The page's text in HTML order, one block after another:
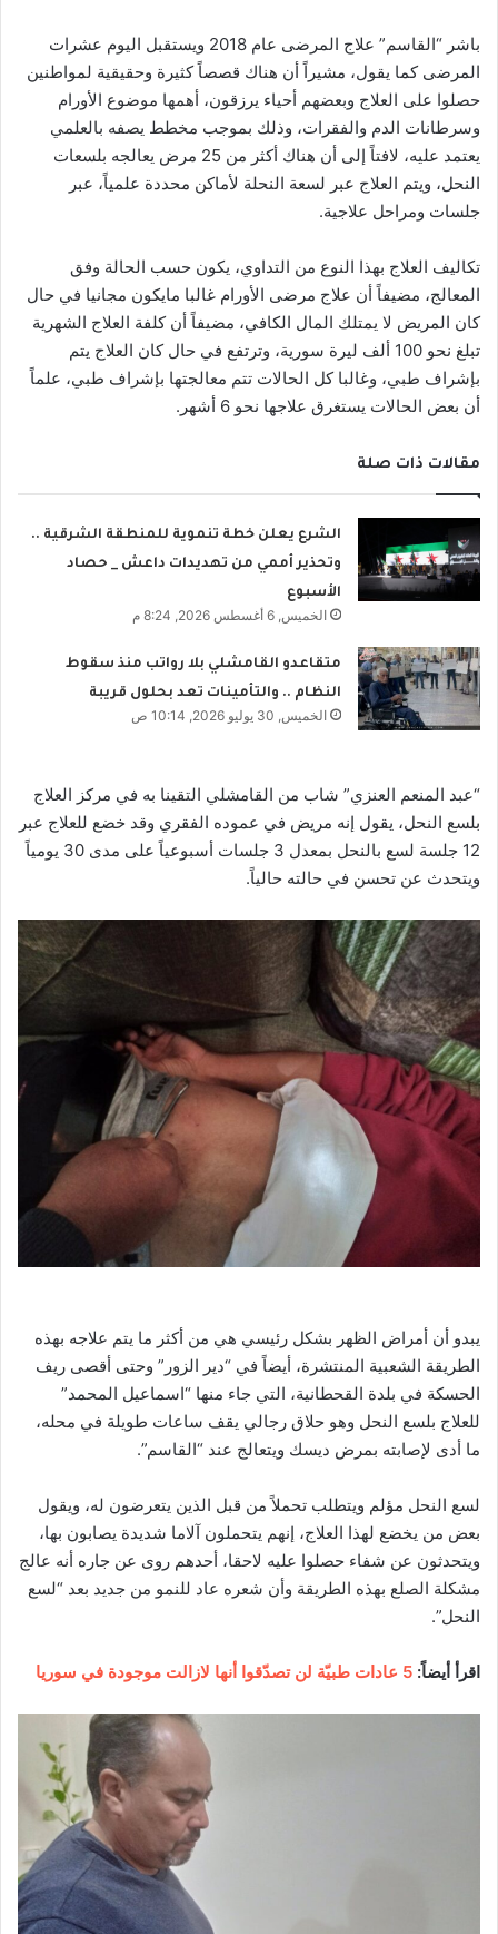
باشر “القاسم” علاج المرضى عام 2018 ويستقبل اليوم عشرات
المرضى كما يقول، مشيراً أن هناك قصصاً كثيرة وحقيقية لمواطنين
حصلوا على العلاج وبعضهم أحياء يرزقون، أهمها موضوع الأورام
وسرطانات الدم والفقرات، وذلك بموجب مخطط يصفه بالعلمي
يعتمد عليه، لافتاً إلى أن هناك أكثر من 25 مرض يعالجه بلسعات
النحل، ويتم العلاج عبر لسعة النحلة لأماكن محددة علمياً، عبر
جلسات ومراحل علاجية.
تكاليف العلاج بهذا النوع من التداوي، يكون حسب الحالة وفق
المعالج، مضيفاً أن علاج مرضى الأورام غالبا مايكون مجانيا في حال
كان المريض لا يمتلك المال الكافي، مضيفاً أن كلفة العلاج الشهرية
تبلغ نحو 100 ألف ليرة سورية، وترتفع في حال كان العلاج يتم
بإشراف طبي، وغالبا كل الحالات تتم معالجتها بإشراف طبي، علماً
أن بعض الحالات يستغرق علاجها نحو 6 أشهر.
مقالات ذات صلة
الشرع يعلن خطة تنموية للمنطقة الشرقية ..
وتحذير أممي من تهديدات داعش _ حصاد
الأسبوع
الخميس, 6 أغسطس 2026, 8:24 م
متقاعدو القامشلي بلا رواتب منذ سقوط
النظام .. والتأمينات تعد بحلول قريبة
الخميس, 30 يوليو 2026, 10:14 ص
“عبد المنعم العنزي” شاب من القامشلي التقينا به في مركز العلاج
بلسع النحل، يقول إنه مريض في عموده الفقري وقد خضع للعلاج عبر
12 جلسة لسع بالنحل بمعدل 3 جلسات أسبوعياً على مدى 30 يومياً
ويتحدث عن تحسن في حالته حالياً.
يبدو أن أمراض الظهر بشكل رئيسي هي من أكثر ما يتم علاجه بهذه
الطريقة الشعبية المنتشرة، أيضاً في “دير الزور” وحتى أقصى ريف
الحسكة في بلدة القحطانية، التي جاء منها “اسماعيل المحمد”
للعلاج بلسع النحل وهو حلاق رجالي يقف ساعات طويلة في محله،
ما أدى لإصابته بمرض ديسك ويتعالج عند “القاسم”.
لسع النحل مؤلم ويتطلب تحملاً من قبل الذين يتعرضون له، ويقول
بعض من يخضع لهذا العلاج، إنهم يتحملون آلاما شديدة يصابون بها،
ويتحدثون عن شفاء حصلوا عليه لاحقا، أحدهم روى عن جاره أنه عالج
مشكلة الصلع بهذه الطريقة وأن شعره عاد للنمو من جديد بعد “لسع
النحل”.
اقرأ أيضاً: 5 عادات طبيّة لن تصدّقوا أنها لازالت موجودة في سوريا